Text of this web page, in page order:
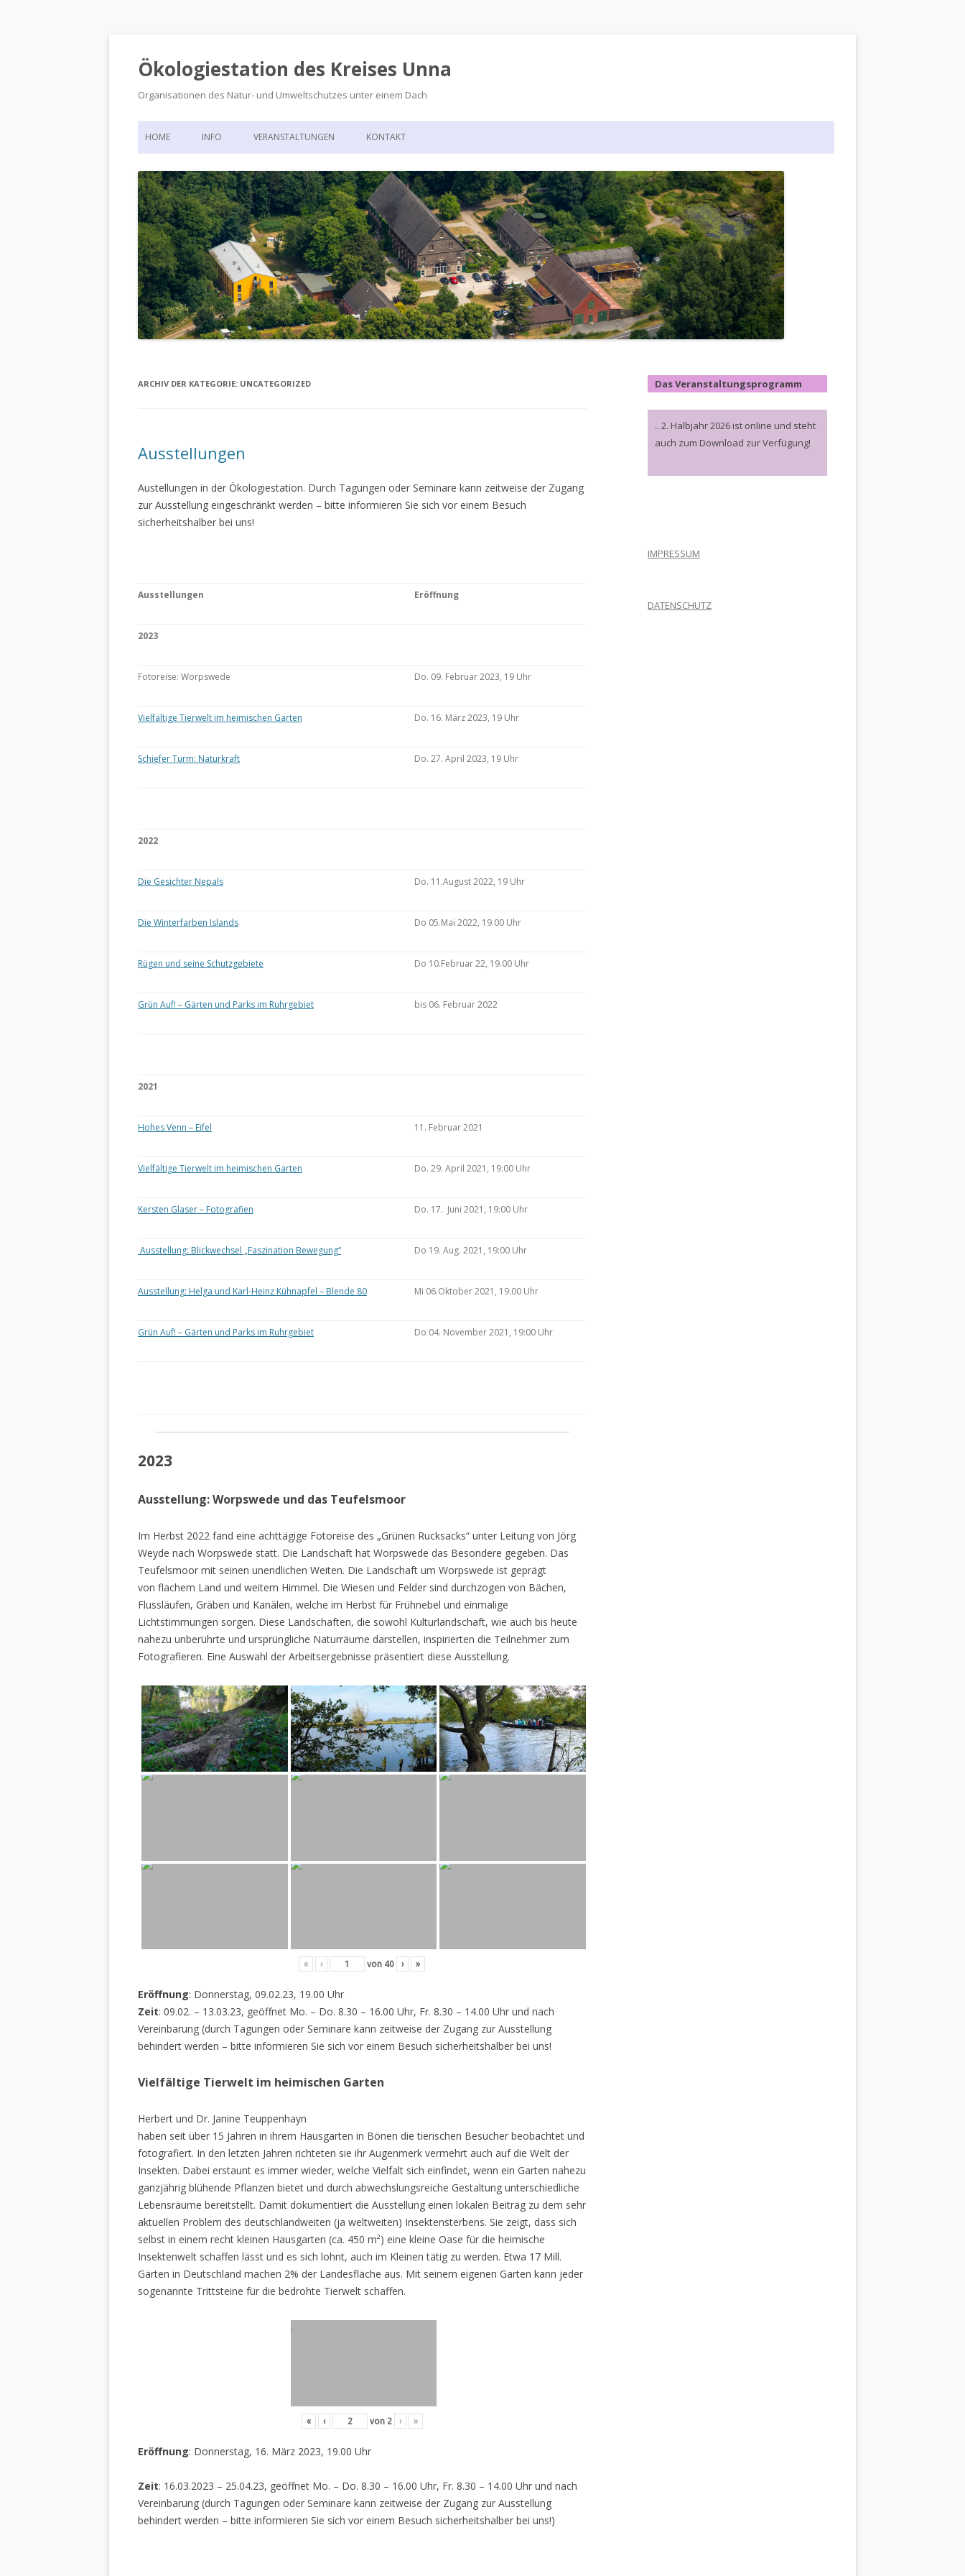
Ökologiestation des Kreises Unna
Organisationen des Natur- und Umweltschutzes unter einem Dach
Zum
HOME INFO
DIE ÖKOLOGIESTATION – FAST
900 JAHRE VORGESCHICHTE
VERANSTALTUNGEN KONTAKT
ARCHIV DER KATEGORIE: UNCATEGORIZED
Ausstellungen
Austellungen in der Ökologiestation. Durch Tagungen oder Seminare kann zeitweise der Zugang
zur Ausstellung eingeschränkt werden – bitte informieren Sie sich vor einem Besuch
sicherheitshalber bei uns!
Ausstellungen Eröffnung
2023
Fotoreise: Worpswede Do. 09. Februar 2023, 19 Uhr
Vielfältige Tierwelt im heimischen Garten Do. 16. März 2023, 19 Uhr
Schiefer Turm: Naturkraft Do. 27. April 2023, 19 Uhr
2022
Die Gesichter Nepals Do. 11.August 2022, 19 Uhr
Die Winterfarben Islands Do 05.Mai 2022, 19.00 Uhr
Rügen und seine Schutzgebiete Do 10.Februar 22, 19.00 Uhr
Grün Auf! – Gärten und Parks im Ruhrgebiet bis 06. Februar 2022
2021
Hohes Venn – Eifel 11. Februar 2021
Vielfältige Tierwelt im heimischen Garten Do. 29. April 2021, 19:00 Uhr
Kersten Glaser – Fotografien Do. 17. Juni 2021, 19:00 Uhr
Ausstellung: Blickwechsel „Faszination Bewegung“ Do 19. Aug. 2021, 19:00 Uhr
Ausstellung: Helga und Karl-Heinz Kühnapfel – Blende 80 Mi 06.Oktober 2021, 19.00 Uhr
Grün Auf! – Gärten und Parks im Ruhrgebiet Do 04. November 2021, 19:00 Uhr
2023
Ausstellung: Worpswede und das Teufelsmoor
Im Herbst 2022 fand eine achttägige Fotoreise des „Grünen Rucksacks“ unter Leitung von Jörg
Weyde nach Worpswede statt. Die Landschaft hat Worpswede das Besondere gegeben. Das
Teufelsmoor mit seinen unendlichen Weiten. Die Landschaft um Worpswede ist geprägt
von flachem Land und weitem Himmel. Die Wiesen und Felder sind durchzogen von Bächen,
Flussläufen, Gräben und Kanälen, welche im Herbst für Frühnebel und einmalige
Lichtstimmungen sorgen. Diese Landschaften, die sowohl Kulturlandschaft, wie auch bis heute
nahezu unberührte und ursprüngliche Naturräume darstellen, inspirierten die Teilnehmer zum
Fotografieren. Eine Auswahl der Arbeitsergebnisse präsentiert diese Ausstellung.
« ‹ von 40 › »
Eröffnung: Donnerstag, 09.02.23, 19.00 Uhr
Zeit: 09.02. – 13.03.23, geöffnet Mo. – Do. 8.30 – 16.00 Uhr, Fr. 8.30 – 14.00 Uhr und nach
Vereinbarung (durch Tagungen oder Seminare kann zeitweise der Zugang zur Ausstellung
behindert werden – bitte informieren Sie sich vor einem Besuch sicherheitshalber bei uns!
Vielfältige Tierwelt im heimischen Garten
Herbert und Dr. Janine Teuppenhayn
haben seit über 15 Jahren in ihrem Hausgarten in Bönen die tierischen Besucher beobachtet und
fotografiert. In den letzten Jahren richteten sie ihr Augenmerk vermehrt auch auf die Welt der
Insekten. Dabei erstaunt es immer wieder, welche Vielfalt sich einfindet, wenn ein Garten nahezu
ganzjährig blühende Pflanzen bietet und durch abwechslungsreiche Gestaltung unterschiedliche
Lebensräume bereitstellt. Damit dokumentiert die Ausstellung einen lokalen Beitrag zu dem sehr
aktuellen Problem des deutschlandweiten (ja weltweiten) Insektensterbens. Sie zeigt, dass sich
selbst in einem recht kleinen Hausgarten (ca. 450 m²) eine kleine Oase für die heimische
Insektenwelt schaffen lässt und es sich lohnt, auch im Kleinen tätig zu werden. Etwa 17 Mill.
Gärten in Deutschland machen 2% der Landesfläche aus. Mit seinem eigenen Garten kann jeder
sogenannte Trittsteine für die bedrohte Tierwelt schaffen.
« ‹ von 2 › »
Eröffnung: Donnerstag, 16. März 2023, 19.00 Uhr
Zeit: 16.03.2023 – 25.04.23, geöffnet Mo. – Do. 8.30 – 16.00 Uhr, Fr. 8.30 – 14.00 Uhr und nach
Vereinbarung (durch Tagungen oder Seminare kann zeitweise der Zugang zur Ausstellung
behindert werden – bitte informieren Sie sich vor einem Besuch sicherheitshalber bei uns!)
Das Veranstaltungsprogramm
.. 2. Halbjahr 2026 ist online und steht
auch zum Download zur Verfügung!
IMPRESSUM
DATENSCHUTZ